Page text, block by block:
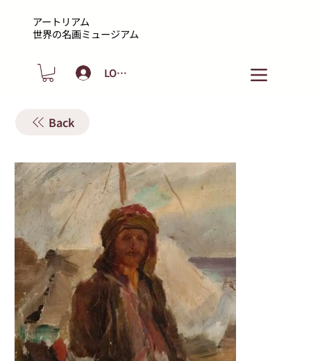
アートリアム
​世界の名画ミュージアム
LOGIN
Back